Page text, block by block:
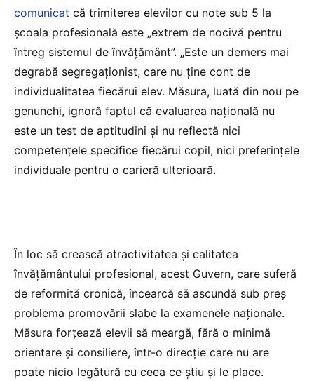
comunicat că trimiterea elevilor cu note sub 5 la
școala profesională este „extrem de nocivă pentru
întreg sistemul de învățământ”. „Este un demers mai
degrabă segregaționist, care nu ține cont de
individualitatea fiecărui elev. Măsura, luată din nou pe
genunchi, ignoră faptul că evaluarea națională nu
este un test de aptitudini și nu reflectă nici
competențele specifice fiecărui copil, nici preferințele
individuale pentru o carieră ulterioară.
În loc să crească atractivitatea și calitatea
învățământului profesional, acest Guvern, care suferă
de reformită cronică, încearcă să ascundă sub preș
problema promovării slabe la examenele naționale.
Măsura forțează elevii să meargă, fără o minimă
orientare și consiliere, într-o direcție care nu are
poate nicio legătură cu ceea ce știu și le place.